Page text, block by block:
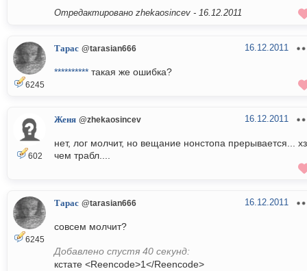
Отредактировано zhekaosincev - 16.12.2011
6245
Тарас @tarasian666 16.12.2011
********** такая же ошибка?
602
Женя @zhekaosincev 16.12.2011
нет, лог молчит, но вещание нонстопа прерывается...
чем трабл....
6245
Тарас @tarasian666 16.12.2011
совсем молчит?
Добавлено спустя 40 секунд:
кстате <Reencode>1</Reencode>